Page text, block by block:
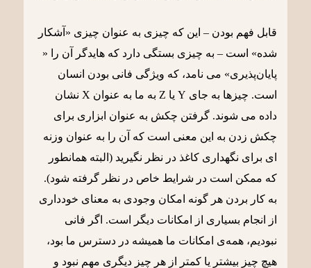
قابل فهم بودن – این که چیزی به عنوان چیزی «آشکار
شده» است – به چیزی بستگی دارد که هایدگر آن را «
پایان‌پذیری» می نامد، که ویژگی فانی بودن انسان
است. چیزها به جای Y یا Z به ما به عنوان X نشان
داده می شوند. گرفتن چکش به عنوان ابزاری برای
چکش زدن به این معنی است که آن را به عنوان وزنه
ای برای نگهداری کاغذ در نظر نگیرید (البته همانطور
که ممکن است در شرایط خاص در نظر گرفته شود).
به کار بردن هر گونه امکان وجودی به معنای خودداری
از انجام بسیاری از امکانات دیگر است. اگر فانی
نبودیم، همه‌ی امکانات ما همیشه در دسترس ما بود،
هیچ چیز بیشتر یا کمتر از هر چیز دیگری مهم نبود و